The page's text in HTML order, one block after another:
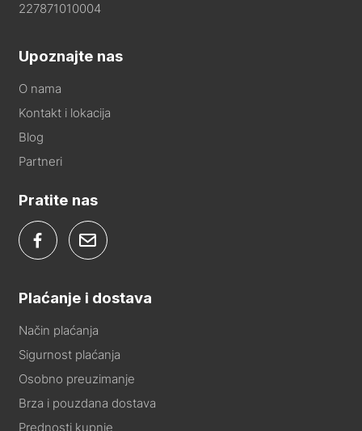
227871010004
Upoznajte nas
O nama
Kontakt i lokacija
Blog
Partneri
Pratite nas
Plaćanje i dostava
Način plaćanja
Sigurnost plaćanja
Osobno preuzimanje
Brza i pouzdana dostava
Prednosti kupnje